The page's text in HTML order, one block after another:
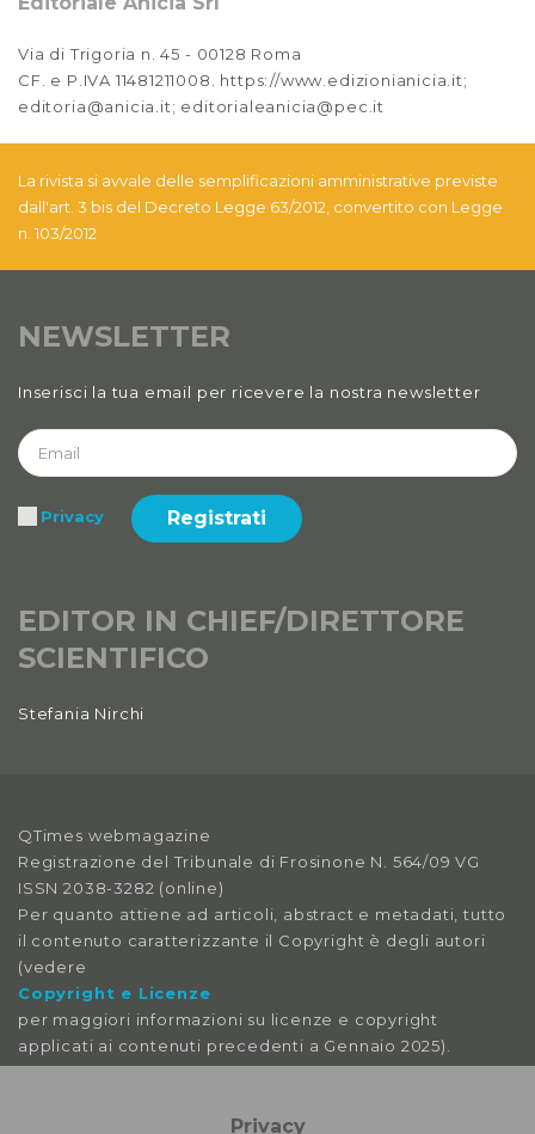
Via di Trigoria n. 45 - 00128 Roma
CF. e P.IVA 11481211008. https://www.edizionianicia.it;
editoria@anicia.it; editorialeanicia@pec.it
La rivista si avvale delle semplificazioni amministrative previste
dall'art. 3 bis del Decreto Legge 63/2012, convertito con Legge
n. 103/2012
NEWSLETTER
Inserisci la tua email per ricevere la nostra newsletter
Privacy Registrati
EDITOR IN CHIEF/DIRETTORE
SCIENTIFICO
Stefania Nirchi
QTimes webmagazine
Registrazione del Tribunale di Frosinone N. 564/09 VG
ISSN 2038-3282 (online)
Per quanto attiene ad articoli, abstract e metadati, tutto
il contenuto caratterizzante il Copyright è degli autori
(vedere
Copyright e Licenze
per maggiori informazioni su licenze e copyright
applicati ai contenuti precedenti a Gennaio 2025).
Privacy